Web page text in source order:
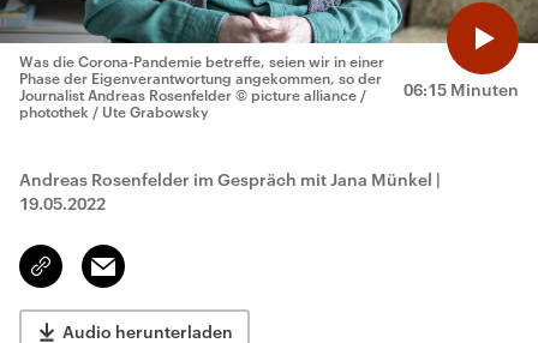
06:15 Minuten
Was die Corona-Pandemie betreffe, seien wir in einer
Phase der Eigenverantwortung angekommen, so der
Journalist Andreas Rosenfelder © picture alliance /
photothek / Ute Grabowsky
Andreas Rosenfelder im Gespräch mit Jana Münkel |
19.05.2022
Link
kopieren/teilen
Email
Audio herunterladen